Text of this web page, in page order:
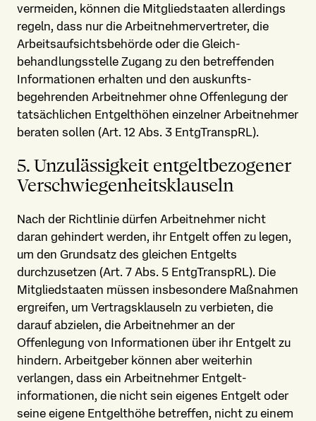
vermeiden, können die Mitgliedstaaten allerdings
regeln, dass nur die Arbeitnehmer­vertreter, die
Arbeits­aufsichts­behörde oder die Gleich­
behandlungs­stelle Zugang zu den betreffenden
Informationen erhalten und den auskunfts­
begehrenden Arbeitnehmer ohne Offenlegung der
tatsächlichen Entgelthöhen einzelner Arbeitnehmer
beraten sollen (Art. 12 Abs. 3 EntgTranspRL).
5. Unzulässigkeit entgelt­bezogener
Verschwiegenheits­klauseln
Nach der Richtlinie dürfen Arbeitnehmer nicht
daran gehindert werden, ihr Entgelt offen zu legen,
um den Grundsatz des gleichen Entgelts
durchzusetzen (Art. 7 Abs. 5 EntgTranspRL). Die
Mitgliedstaaten müssen insbesondere Maßnahmen
ergreifen, um Vertragsklauseln zu verbieten, die
darauf abzielen, die Arbeitnehmer an der
Offenlegung von Informationen über ihr Entgelt zu
hindern. Arbeitgeber können aber weiterhin
verlangen, dass ein Arbeitnehmer Entgelt­
informationen, die nicht sein eigenes Entgelt oder
seine eigene Entgelthöhe betreffen, nicht zu einem